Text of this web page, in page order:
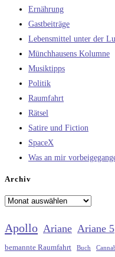
Ernährung
Gastbeiträge
Lebensmittel unter der
Münchhausens Kolumne
Musiktipps
Politik
Raumfahrt
Rätsel
Satire und Fiction
SpaceX
Was an mir
Archiv
Archiv
Apollo Ariane Ariane 5
bemannte Raumfahrt Buch